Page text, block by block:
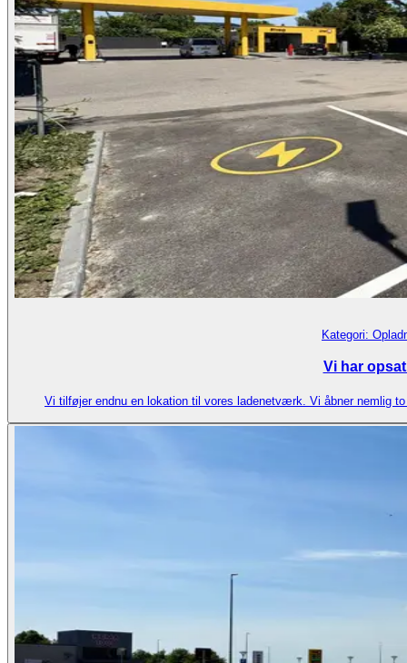
Kategori:
Vi har